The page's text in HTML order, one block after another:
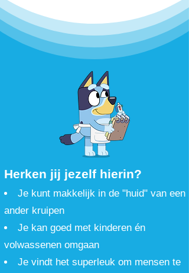
Herken jij jezelf hierin?
Je kunt makkelijk in de "huid" van een
ander kruipen
Je kan goed met kinderen én
volwassenen omgaan
Je vindt het superleuk om mensen te